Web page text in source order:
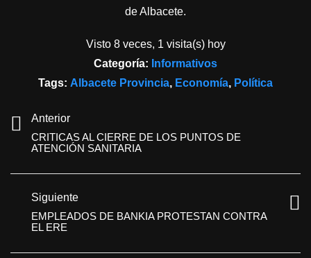
de Albacete.
Visto 8 veces, 1 visita(s) hoy
Categoría: Informativos
Tags: Albacete Provincia, Economía, Política
Anterior
CRITICAS AL CIERRE DE LOS PUNTOS DE
ATENCIÓN SANITARIA
Siguiente
EMPLEADOS DE BANKIA PROTESTAN CONTRA
EL ERE